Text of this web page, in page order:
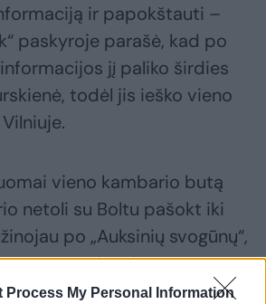
Process My Personal Information
ir papokštauti –
paskyroje parašė, kad po
jį paliko širdies
todėl jis ieško vieno
vieno kambario butą
netoli su Boltu pašokt iki
po „Auksinių svogūnų“,
nors, neslėpsiu, save
Pakabinau dešimkę.